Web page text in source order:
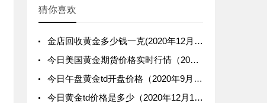
猜你喜欢
金店回收黄金多少钱一克(2020年12月4日)
今日美国黄金期货价格实时行情（2020年11月4日）
今日午盘黄金td开盘价格（2020年9月22日）
今日黄金td价格是多少（2020年12月18日）